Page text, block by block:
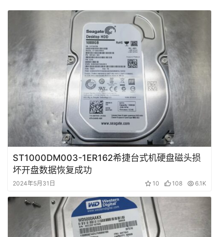
设
备
展
常
见
问
题
短
注册
ST1000DM003-1ER162希捷台式机硬盘磁头损
坏开盘数据恢复成功
2024年5月31日 10 108 6.1K